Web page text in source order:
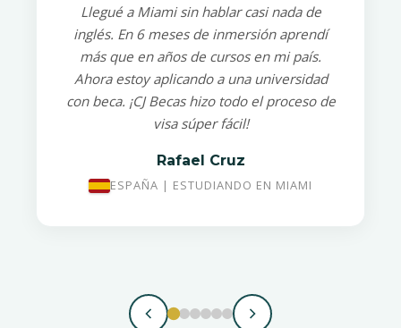
Llegué a Miami sin hablar casi nada de
inglés. En 6 meses de inmersión aprendí
más que en años de cursos en mi país.
Ahora estoy aplicando a una universidad
con beca. ¡CJ Becas hizo todo el proceso de
visa súper fácil!
Rafael Cruz
ESPAÑA | ESTUDIANDO EN MIAMI